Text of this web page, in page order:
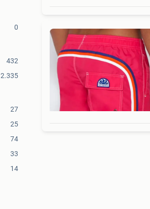
0
432
2.335
27
25
74
33
14